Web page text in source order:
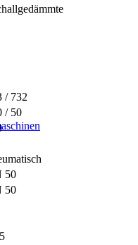
/ 732
/ 50
50
50